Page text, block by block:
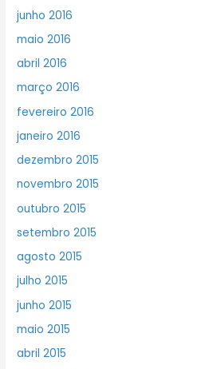
junho 2016
maio 2016
abril 2016
março 2016
fevereiro 2016
janeiro 2016
dezembro 2015
novembro 2015
outubro 2015
setembro 2015
agosto 2015
julho 2015
junho 2015
maio 2015
abril 2015